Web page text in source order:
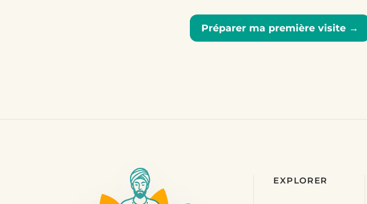
Préparer ma première visite →
EXPLORER